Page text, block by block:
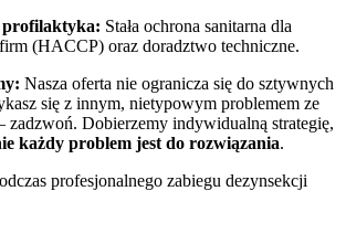
Stała ochrona sanitarna dla
(HACCP) oraz doradztwo techniczne.
Nasza oferta nie ogranicza się do sztywnych
się z innym, nietypowym problemem ze
zadzwoń. Dobierzemy indywidualną strategię,
każdy problem jest do rozwiązania.